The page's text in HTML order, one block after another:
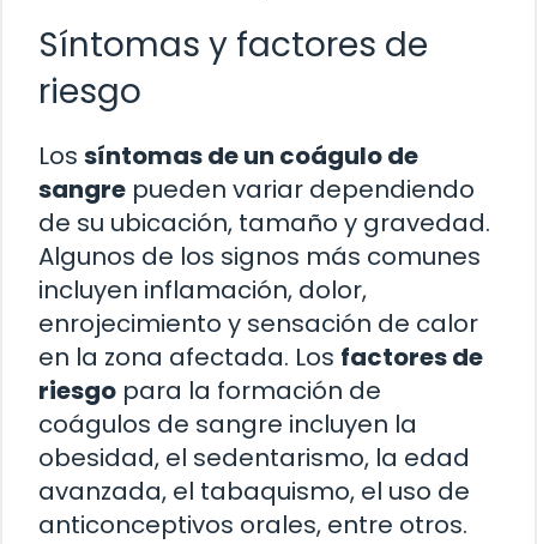
Síntomas y factores de
riesgo
Los síntomas de un coágulo de
sangre pueden variar dependiendo
de su ubicación, tamaño y gravedad.
Algunos de los signos más comunes
incluyen inflamación, dolor,
enrojecimiento y sensación de calor
en la zona afectada. Los factores de
riesgo para la formación de
coágulos de sangre incluyen la
obesidad, el sedentarismo, la edad
avanzada, el tabaquismo, el uso de
anticonceptivos orales, entre otros.